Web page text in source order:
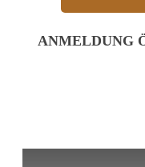
ANMELDUNG